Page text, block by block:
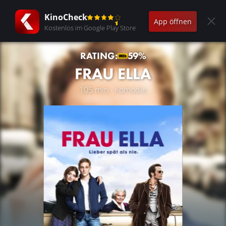
KinoCheck
Kostenlos im Google Play Store
App öffnen
RATING: 59%
FRAU ELLA
105 min · Komödie